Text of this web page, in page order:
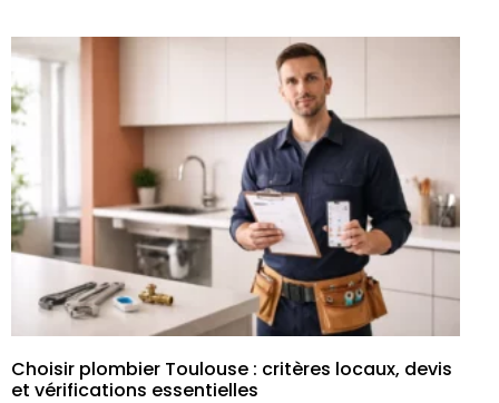
Choisir plombier Toulouse : critères locaux, devis
et vérifications essentielles